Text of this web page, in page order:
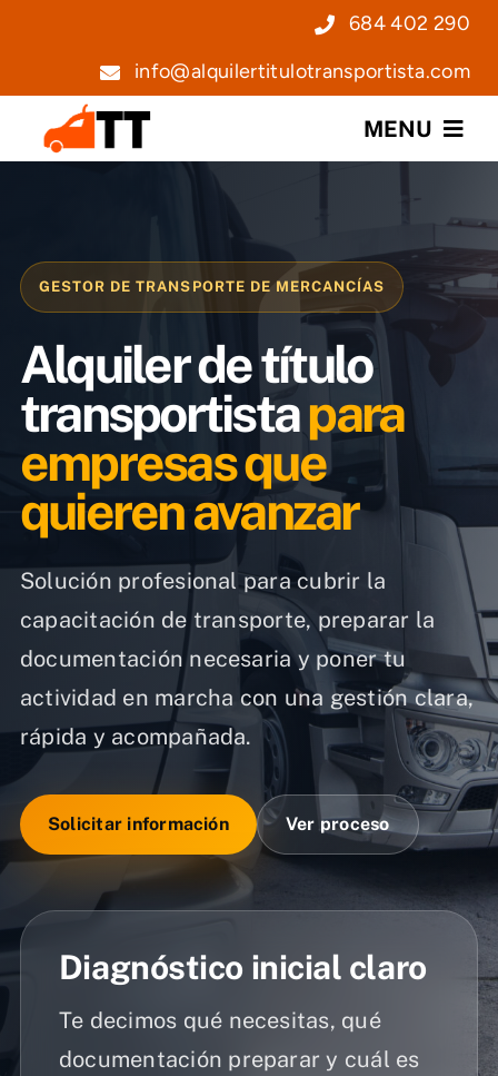
684 402 290
info@alquilertitulotransportista.com
MENU
Servicios
Noticias
Contacto
GESTOR DE TRANSPORTE DE MERCANCÍAS
Alquiler de título
transportistapara
empresas que
quieren avanzar
Solución profesional para cubrir la
capacitación de transporte, preparar la
documentación necesaria y poner tu
actividad en marcha con una gestión clara,
rápida y acompañada.
Solicitar información Ver proceso
Diagnóstico inicial claro
Te decimos qué necesitas, qué
documentación preparar y cuál es